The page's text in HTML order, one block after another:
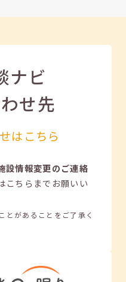
ナビ
せ先
はこちら
設情報変更のご連絡
こちらまでお願いい
とがあることをご了承く